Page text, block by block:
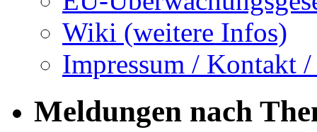
Wiki (weitere Infos)
Impressum / Kontakt
Meldungen nach